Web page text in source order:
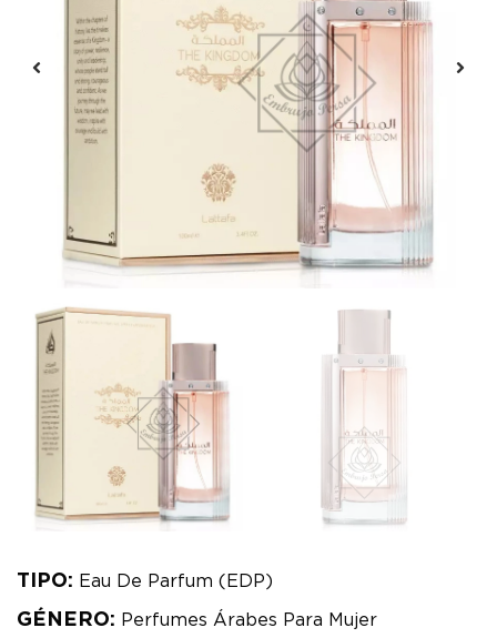
TIPO: Eau De Parfum (EDP)
GÉNERO: Perfumes Árabes Para Mujer